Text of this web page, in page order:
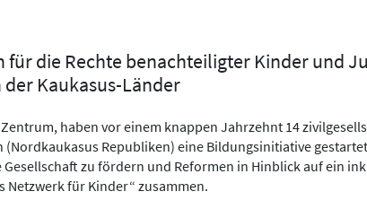
für die Rechte benachteiligter Kinder und
Kaukasus-Länder
haben vor einem knappen Jahrzehnt 14
(Nordkaukasus Republiken) eine Bildungsinitiative
zu fördern und Reformen in Hinblick auf ein
Netzwerk für Kinder“ zusammen.